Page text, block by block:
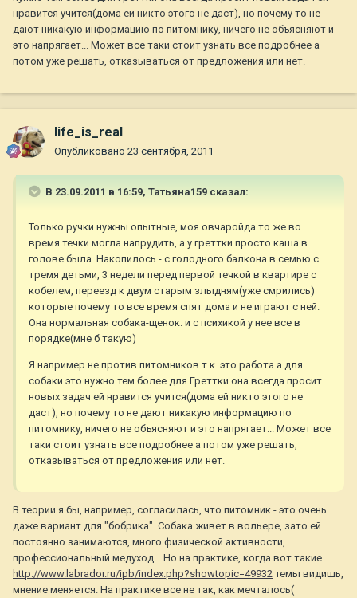
нравится учится(дома ей никто этого не даст), но почему то не
дают никакую информацию по питомнику, ничего не объясняют и
это напрягает... Может все таки стоит узнать все подробнее а
потом уже решать, отказываться от предложения или нет.
life_is_real
Опубликовано 23 сентября, 2011
В 23.09.2011 в 16:59, Татьяна159 сказал:
Только ручки нужны опытные, моя овчаройда то же во
время течки могла напрудить, а у греттки просто каша в
голове была. Накопилось - с голодного балкона в семью с
тремя детьми, 3 недели перед первой течкой в квартире с
кобелем, переезд к двум старым злыдням(уже смрились)
которые почему то все время спят дома и не играют с ней.
Она нормальная собака-щенок. и с психикой у нее все в
порядке(мне б такую)
Я например не против питомников т.к. это работа а для
собаки это нужно тем более для Греттки она всегда просит
новых задач ей нравится учится(дома ей никто этого не
даст), но почему то не дают никакую информацию по
питомнику, ничего не объясняют и это напрягает... Может все
таки стоит узнать все подробнее а потом уже решать,
отказываться от предложения или нет.
В теории я бы, например, согласилась, что питомник - это очень
даже вариант для "бобрика". Собака живет в вольере, зато ей
постоянно занимаются, много физической активности,
профессиональный медуход... Но на практике, когда вот такие
http://www.labrador.ru/ipb/index.php?showtopic=49932 темы видишь,
мнение меняется. На практике все не так, как мечталось(